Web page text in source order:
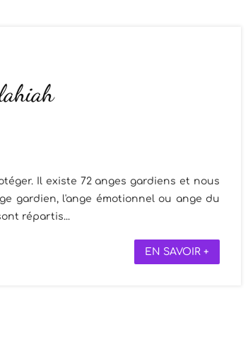
Il existe 72 anges gardiens et nous
gardien, l'ange émotionnel ou ange du
répartis...
EN SAVOIR +